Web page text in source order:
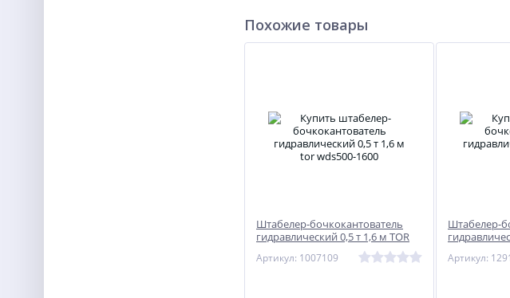
Похожие товары
Штабелер-бочкокантователь
гидравлический 0,5 т 1,6 м TOR
Артикул: 1007109
Штабелер-
Артикул: